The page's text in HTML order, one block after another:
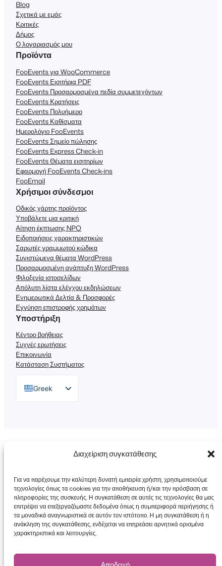
Διαχείριση συγκατάθεσης
Για να παρέχουμε την καλύτερη δυνατή εμπειρία χρήστη, χρησιμοποιούμε
τεχνολογίες όπως τα cookies για την αποθήκευση ή/και την πρόσβαση σε
πληροφορίες της συσκευής. Η συγκατάθεση σε αυτές τις τεχνολογίες θα μας
επιτρέψει να επεξεργαζόμαστε δεδομένα όπως η συμπεριφορά περιήγησης ή
τα μοναδικά αναγνωριστικά σε αυτόν τον ιστότοπο. Η μη συγκατάθεση ή η
ανάκληση της συγκατάθεσης, ενδέχεται να επηρεάσει αρνητικά ορισμένα
χαρακτηριστικά και λειτουργίες.
Blog
Σχετικά με εμάς
Κριτικές
Δήμος
Ο λογαριασμός μου
Προϊόντα
FooEvents για WooCommerce
FooEvents Εισιτήρια PDF
FooEvents Προσαρμοσμένα πεδία συμμετεχόντων
FooEvents Κρατήσεις
FooEvents Πολυήμερο
FooEvents Καθίσματα
Ημερολόγιο FooEvents
FooEvents Σημείο πώλησης
FooEvents Express Check-in
FooEvents Θέματα εισιτηρίων
Εφαρμογή FooEvents Check-ins
FooEmail
Χρήσιμοι σύνδεσμοι
Οδικός χάρτης προϊόντος
Υποβάλετε μια κριτική
Αίτηση έκπτωσης NPO
Ειδοποιήσεις χαρακτηριστικών
Σαρωτές γραμμωτού κώδικα
Συνιστώμενα θέματα WordPress
Προσαρμοσμένη ανάπτυξη WordPress
Φιλοξενία ιστοσελίδων
Απόλυτη λίστα ελέγχου εκδηλώσεων
Ενημερωτικά Δελτία & Προσφορές
Εγγύηση επιστροφής χρημάτων
Υποστήριξη
Κέντρο βοήθειας
Συχνές ερωτήσεις
Επικοινωνία
Κατάσταση Συστήματος
Greek
Portuguese
French
Polish
δικαιώματα διατηρούνται.
ευθύνης